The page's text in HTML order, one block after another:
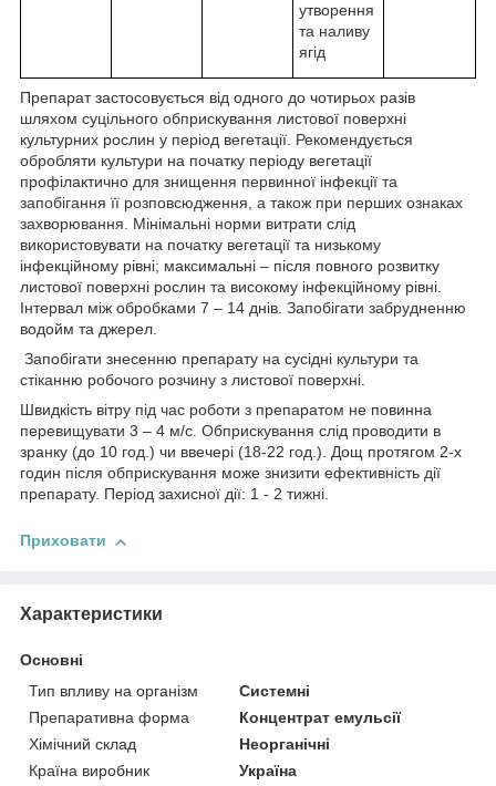
утворення
та наливу
ягід
Препарат застосовується від одного до чотирьох разів
шляхом суцільного обприскування листової поверхні
культурних рослин у період вегетації. Рекомендується
обробляти культури на початку періоду вегетації
профілактично для знищення первинної інфекції та
запобігання її розповсюдження, а також при перших ознаках
захворювання. Мінімальні норми витрати слід
використовувати на початку вегетації та низькому
інфекційному рівні; максимальні – після повного розвитку
листової поверхні рослин та високому інфекційному рівні.
Інтервал між обробками 7 – 14 днів. Запобігати забрудненню
водойм та джерел.
Запобігати знесенню препарату на сусідні культури та
стіканню робочого розчину з листової поверхні.
Швидкість вітру під час роботи з препаратом не повинна
перевищувати 3 – 4 м/с. Обприскування слід проводити в
зранку (до 10 год.) чи ввечері (18-22 год.). Дощ протягом 2-х
годин після обприскування може знизити ефективність дії
препарату. Період захисної дії: 1 - 2 тижні.
Приховати
Характеристики
Основні
Тип впливу на організм
Системні
Препаративна форма
Концентрат емульсії
Хімічний склад
Неорганічні
Країна виробник
Україна